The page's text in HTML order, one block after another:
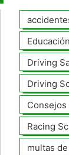
Driving
Driving
Consejos
Racing
multas